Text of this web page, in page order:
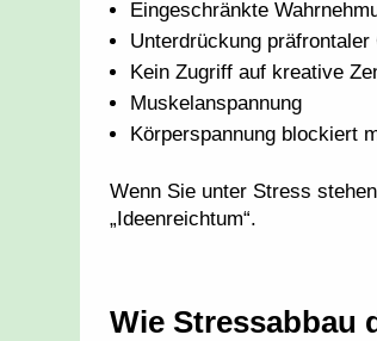
Eingeschränkte
Unterdrückung präfrontaler
Kein Zugriff auf kreative
Muskelanspannung
Körperspannung blockiert
Wenn Sie unter Stress
„Ideenreichtum“.
Wie Stressabbau